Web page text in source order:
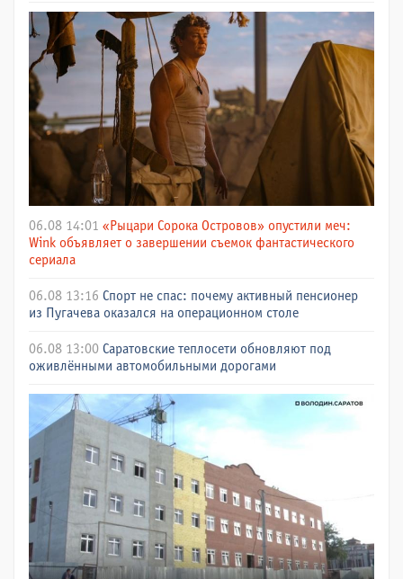
06.08 14:01 «Рыцари Сорока Островов» опустили меч:
Wink объявляет о завершении съемок фантастического
сериала
06.08 13:16 Спорт не спас: почему активный пенсионер
из Пугачева оказался на операционном столе
06.08 13:00 Саратовские теплосети обновляют под
оживлёнными автомобильными дорогами